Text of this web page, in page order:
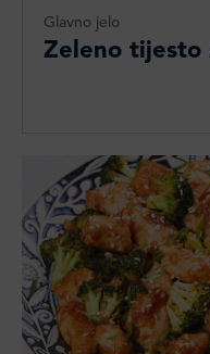
Glavno jelo
Zeleno tijesto